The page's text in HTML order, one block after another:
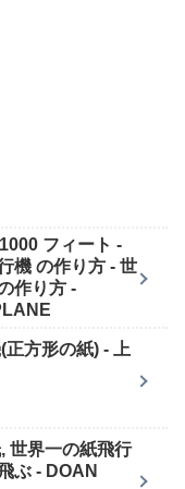
フィート -
機 の作り方 - 世
作り方 -
正方形の紙) - 上
世界一の紙飛行
ぶ - DOAN